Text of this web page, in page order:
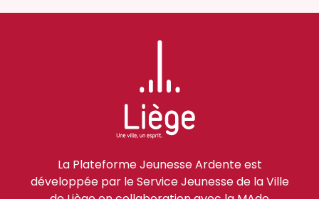
La Plateforme Jeunesse Ardente est
développée par le Service Jeunesse de la Ville